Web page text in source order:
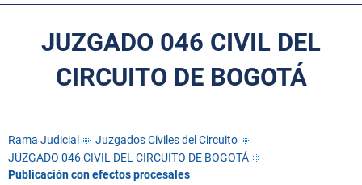
JUZGADO 046 CIVIL DEL
CIRCUITO DE BOGOTÁ
Rama Judicial
Juzgados Civiles del Circuito
JUZGADO 046 CIVIL DEL CIRCUITO DE BOGOTÁ
Publicación con efectos procesales